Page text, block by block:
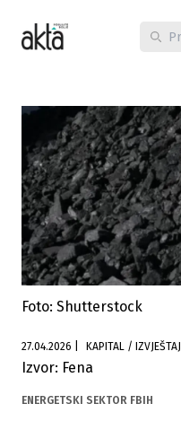
Foto: Shutterstock
27.04.2026 KAPITAL / IZVJEŠTAJI
Izvor: Fena
ENERGETSKI SEKTOR FBIH